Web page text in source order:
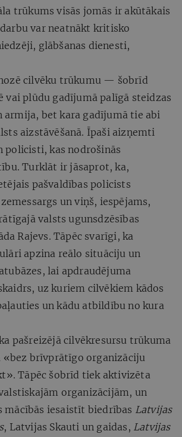
trūkums visās jomās ir akūtākais
var neatnākt kritisko
glābšanas dienesti,
cilvēku trūkumu — šobrīd
vai plūdu gadījumā palīgā steidzas
armija, bet kara gadījumā tie abi
aizstāvēšanā. Īpaši aizņemti
policisti, kas nodrošinās
Turklāt ir jāsaprot, ka,
pašvaldības policists
un viņš, iespējams,
valsts ugunsdzēsības
Rajevs. Tāpēc svarīgi, ka
apzina reālo situāciju un
lai apdraudējuma
uz kuriem cilvēkiem kādos
un kādu atbildību no kura
pašreizējā cilvēkresursu trūkuma
brīvprātīgo organizāciju
Tāpēc šobrīd tiek aktivizēta
organizācijām, un
mācībās iesaistīt biedrības Latvijas
, Latvijas Skauti un gaidas, Latvijas